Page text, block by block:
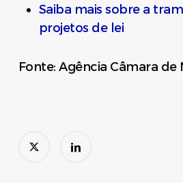
Saiba mais sobre a
projetos de lei
Fonte: Agência Câmara de